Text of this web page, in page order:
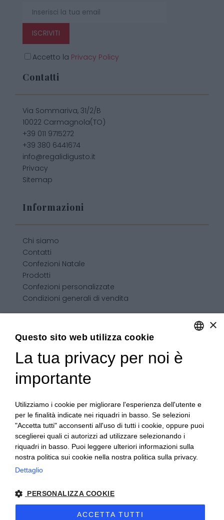
ISCRIVITI
Accetto la Privacy Policy
Contatti
Via Sommariva, 31/2/B
10022 Carmagnola(TO)
+39 011 9715272
+39 380 6441674
info@regalidigusto.it
Privacy
Sitemap
Informazioni
Chi siamo
Contatti
Confezioni Natale
Prodotti
Confezioni personalizzate
Condizioni generali di vendita
Becchis di Becchis Danilo - Via Sommariva, 31/2/B -
×
Questo sito web utilizza cookie
La tua privacy per noi è
importante
Utilizziamo i cookie per migliorare l'esperienza dell'utente e
per le finalità indicate nei riquadri in basso. Se selezioni
"Accetta tutti" acconsenti all'uso di tutti i cookie, oppure puoi
sceglierei quali ci autorizzi ad utilizzare selezionando i
riquadri in basso. Puoi leggere ulteriori informazioni sulla
nostra politica sui cookie nella nostra politica sulla privacy.
Dettaglio
PERSONALIZZA COOKIE
ACCETTA TUTTI